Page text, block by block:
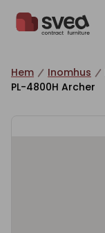
Hem Inomhus
PL-4800H Archer